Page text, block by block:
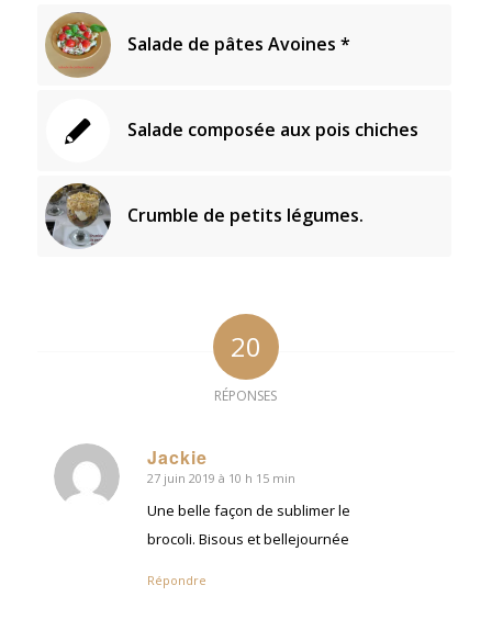
Salade de pâtes Avoines *
Salade composée aux pois chiches
Crumble de petits légumes.
20
RÉPONSES
Jackie
dit
:
27 juin 2019 à 10 h 15 min
Une belle façon de sublimer le
brocoli. Bisous et bellejournée
Répondre